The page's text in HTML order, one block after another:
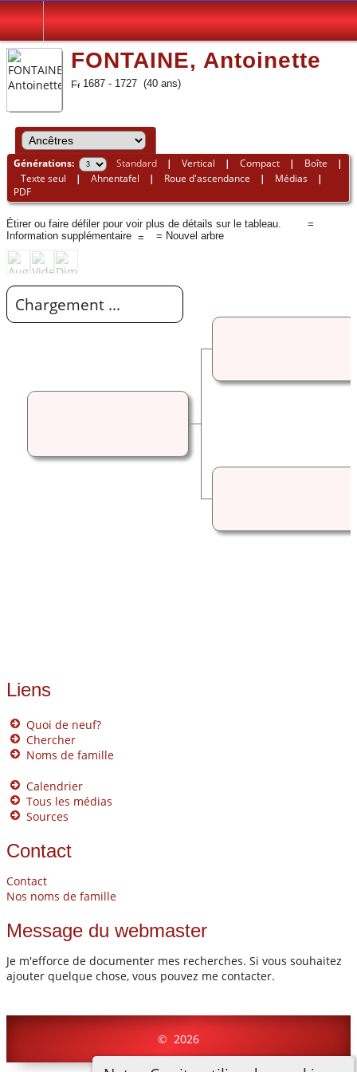
FONTAINE, Antoinette
1687 - 1727 (40 ans)
Générations: Standard |Vertical |Compact | Boîte |
Texte seul |Ahnentafel | Roue d'ascendance | Médias |
PDF
Étirer ou faire défiler pour voir plus de détails sur le tableau.
=
Information supplémentaire
= Nouvel arbre
Chargement ...
Liens
Quoi de neuf?
Chercher
Noms de famille
Calendrier
Tous les médias
Sources
Contact
Contact
Nos noms de famille
Message du webmaster
Je m'efforce de documenter mes recherches. Si vous souhaitez
ajouter quelque chose, vous pouvez me contacter.
© 2026